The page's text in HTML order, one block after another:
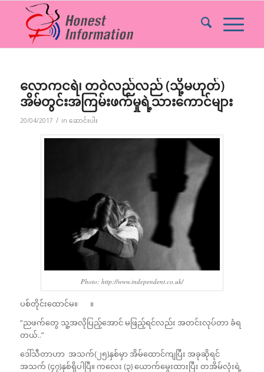
လောကငရဲ၊ တဝဲလည်လည် (သို့မဟုတ်)
အိမ်တွင်းအကြမ်းဖက်မှုရဲ့သားကောင်များ
20/04/2017 / in ဆောင်းပါး
Photo: http://www.independent.co.uk/
ပစ်တိုင်းထောင်မ။ ။
“ညဖက်တွေ သူ့အလိုပြည့်အောင် မဖြည့်ရင်လည်း အတင်းလုပ်တာ ခံရ
တယ်..”
ဒေါ်သီတာဟာ အသက်(၂၅)နှစ်မှာ အိမ်ထောင်ကျပြီး အခုဆိုရင်
အသက် (၄၇)နှစ်ရှိပါပြီ။ ကလေး (၃) ယောက်မွေးထားပြီး တအိမ်လုံးရဲ့